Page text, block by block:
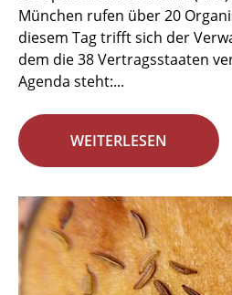
München rufen über 20
diesem Tag trifft sich der
dem die 38 Vertragsstaaten
Agenda steht:...
WEITERLESEN